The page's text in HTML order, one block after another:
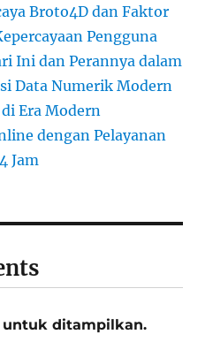
Broto4D dan Faktor
Pengguna
Ini dan Perannya dalam
Data Numerik Modern
Era Modern
dengan Pelayanan
Jam
untuk ditampilkan.